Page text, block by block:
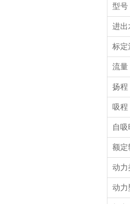
型
进出
标定
流量
扬程
吸程
自
额定
动力
动力